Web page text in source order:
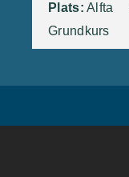
Plats: Alfta
Grundkurs